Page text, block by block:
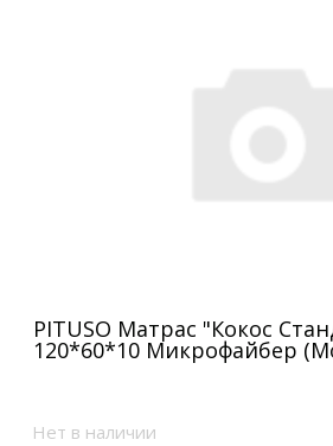
PITUSO Матрас "Кокос
120*60*10 Микрофайбер
Нет в наличии